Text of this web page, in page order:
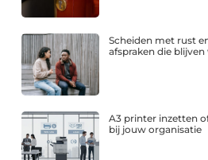
Scheiden met rust
afspraken die
A3 printer inzetten
bij jouw organisatie